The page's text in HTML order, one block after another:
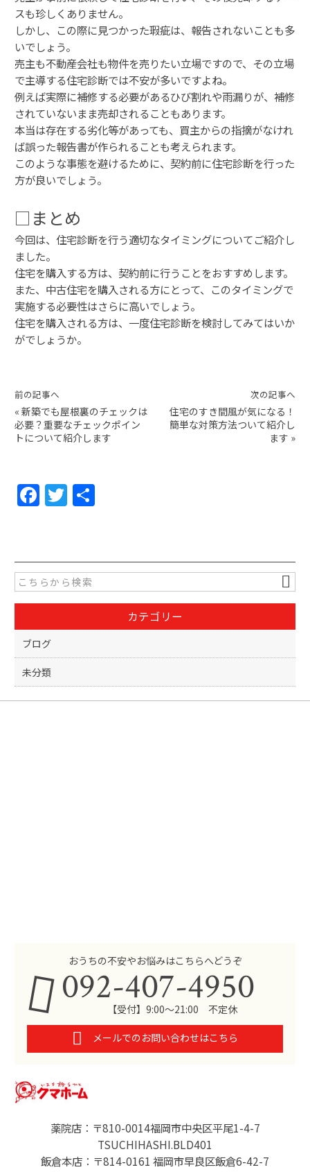
スも珍しくありません。
しかし、この際に見つかった瑕疵は、報告されないことも多
いでしょう。
売主も不動産会社も物件を売りたい立場ですので、その立場
で主導する住宅診断では不安が多いですよね。
例えば実際に補修する必要があるひび割れや雨漏りが、補修
されていないまま売却されることもあります。
本当は存在する劣化等があっても、買主からの指摘がなけれ
ば誤った報告書が作られることも考えられます。
このような事態を避けるために、契約前に住宅診断を行った
方が良いでしょう。
□まとめ
今回は、住宅診断を行う適切なタイミングについてご紹介し
ました。
住宅を購入する方は、契約前に行うことをおすすめします。
また、中古住宅を購入される方にとって、このタイミングで
実施する必要性はさらに高いでしょう。
住宅を購入される方は、一度住宅診断を検討してみてはいか
がでしょうか。
前の記事へ
« 新築でも屋根裏のチェックは
必要？重要なチェックポイン
トについて紹介します
次の記事へ
住宅のすき間風が気になる！
簡単な対策方法ついて紹介し
ます »
F
a
e
b
o
o
k
T
w
er
カテゴリー
ブログ
未分類
薬院店：〒810-0014福岡市中央区平尾1-4-7
TSUCHIHASHI.BLD401
飯倉本店：〒814-0161 福岡市早良区飯倉6-42-7
おうちの不安やお悩みはこちらへどうぞ
092-407-4950
【受付】9:00～21:00 不定休
メールでのお問い合わせはこちら